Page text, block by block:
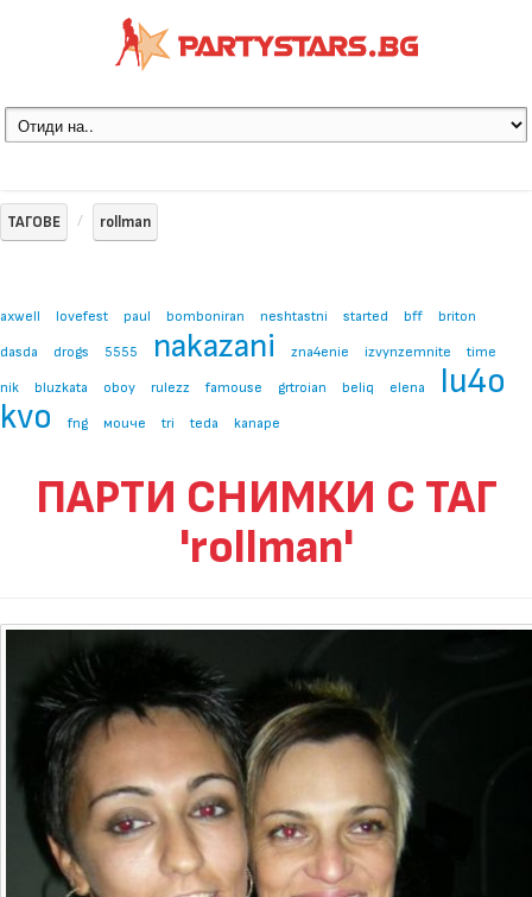
ТАГОВЕ rollman
axwell lovefest paul bomboniran neshtastni started bff
briton
dasda
drogs 5555 nakazani zna4enie izvynzemnite
time
nik
bluzkata oboy rulezz famouse grtroian beliq elena
lu4o
kvo
fng моиче tri teda kanape
ПАРТИ СНИМКИ С ТАГ
'rollman'